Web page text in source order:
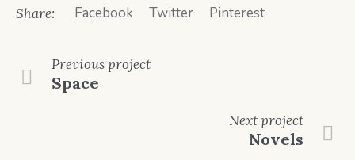
Share: Facebook Twitter Pinterest
Previousproject
Space
Nextproject
Novels